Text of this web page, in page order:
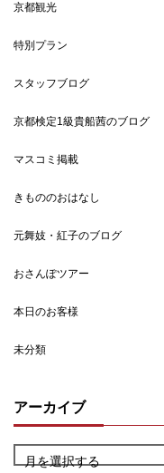
京都観光
特別プラン
スタッフブログ
京都検定1級貴船茜のブログ
マスコミ掲載
きもののおはなし
元舞妓・紅子のブログ
おさんぽツアー
本日のお客様
未分類
アーカイブ
月を選択する